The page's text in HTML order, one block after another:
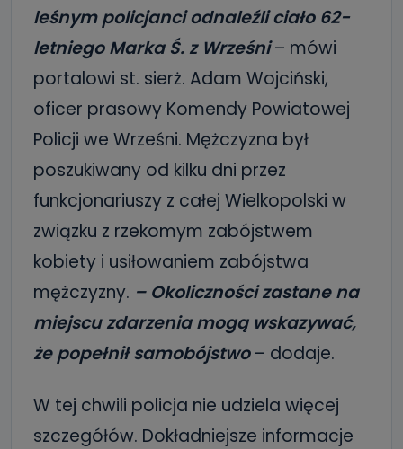
leśnym policjanci odnaleźli ciało 62-
letniego Marka Ś. z Wrześni– mówi
portalowi st. sierż. Adam Wojciński,
oficer prasowy Komendy Powiatowej
Policji we Wrześni. Mężczyzna był
poszukiwany od kilku dni przez
funkcjonariuszy z całej Wielkopolski w
związku z rzekomym zabójstwem
kobiety i usiłowaniem zabójstwa
mężczyzny. – Okoliczności zastane na
miejscu zdarzenia mogą wskazywać,
że popełnił samobójstwo– dodaje.
W tej chwili policja nie udziela więcej
szczegółów. Dokładniejsze informacje